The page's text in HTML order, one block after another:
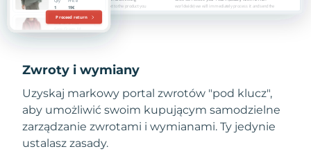
Zwroty i wymiany
Uzyskaj markowy portal zwrotów "pod klucz",
aby umożliwić swoim kupującym samodzielne
zarządzanie zwrotami i wymianami. Ty jedynie
ustalasz zasady.